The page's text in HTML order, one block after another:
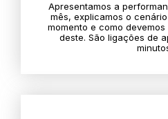
Apresentamos a
mês, explicamos o
momento e como
deste. São ligações de